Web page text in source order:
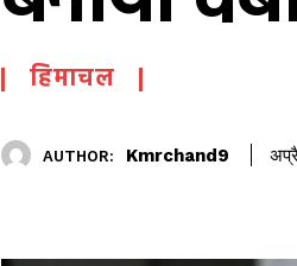
हिमाचल
AUTHOR: Kmrchand9